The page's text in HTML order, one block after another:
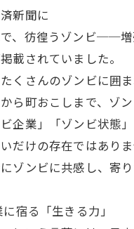
新聞に
で、彷徨うゾンビ──
載されていました。
くさんのゾンビに囲ま
ら町おこしまで、ゾ
企業」「ゾンビ状態
だけの存在ではありま
ゾンビに共感し、寄
宿る「生きる力」